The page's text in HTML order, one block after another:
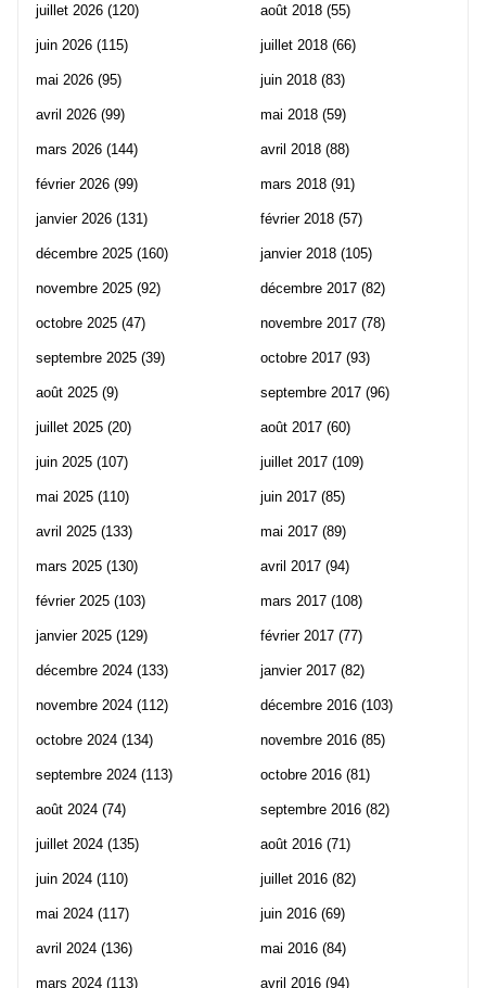
juillet 2026 (120)
juin 2026 (115)
mai 2026 (95)
avril 2026 (99)
mars 2026 (144)
février 2026 (99)
janvier 2026 (131)
décembre 2025 (160)
novembre 2025 (92)
octobre 2025 (47)
septembre 2025 (39)
août 2025 (9)
juillet 2025 (20)
juin 2025 (107)
mai 2025 (110)
avril 2025 (133)
mars 2025 (130)
février 2025 (103)
janvier 2025 (129)
décembre 2024 (133)
novembre 2024 (112)
octobre 2024 (134)
septembre 2024 (113)
août 2024 (74)
juillet 2024 (135)
juin 2024 (110)
mai 2024 (117)
avril 2024 (136)
mars 2024 (113)
août 2018 (55)
juillet 2018 (66)
juin 2018 (83)
mai 2018 (59)
avril 2018 (88)
mars 2018 (91)
février 2018 (57)
janvier 2018 (105)
décembre 2017 (82)
novembre 2017 (78)
octobre 2017 (93)
septembre 2017 (96)
août 2017 (60)
juillet 2017 (109)
juin 2017 (85)
mai 2017 (89)
avril 2017 (94)
mars 2017 (108)
février 2017 (77)
janvier 2017 (82)
décembre 2016 (103)
novembre 2016 (85)
octobre 2016 (81)
septembre 2016 (82)
août 2016 (71)
juillet 2016 (82)
juin 2016 (69)
mai 2016 (84)
avril 2016 (94)